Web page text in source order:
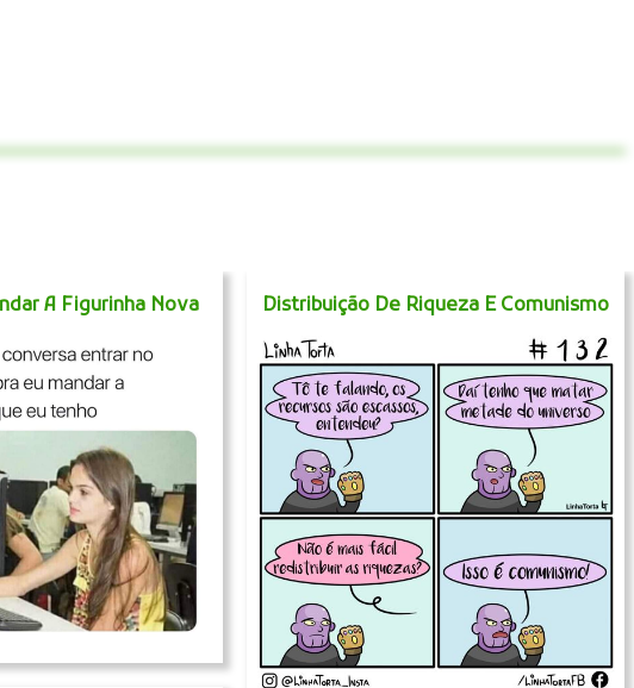
A Figurinha Nova Distribuição De Riqueza E Comunismo